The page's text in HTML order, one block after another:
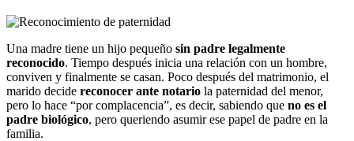
Una madre tiene un hijo pequeño sin padre legalmente
reconocido. Tiempo después inicia una relación con un hombre,
conviven y finalmente se casan. Poco después del matrimonio, el
marido decide reconocer ante notario la paternidad del menor,
pero lo hace “por complacencia”, es decir, sabiendo que no es el
padre biológico, pero queriendo asumir ese papel de padre en la
familia.